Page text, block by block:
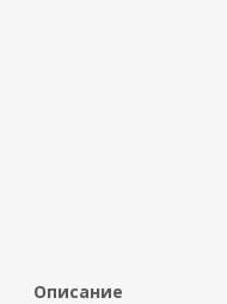
Описание